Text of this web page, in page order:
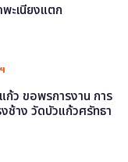
ะเนียงแตก
ว ขอพรการงาน การ
ช้าง วัดบัวแก้วศรัทธา